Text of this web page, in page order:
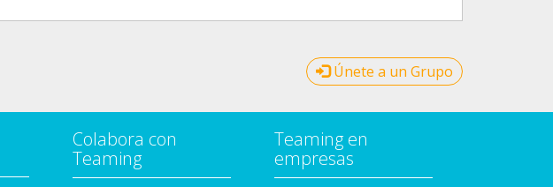
Únete a un Grupo
Colabora con
Teaming
Teaming en
empresas